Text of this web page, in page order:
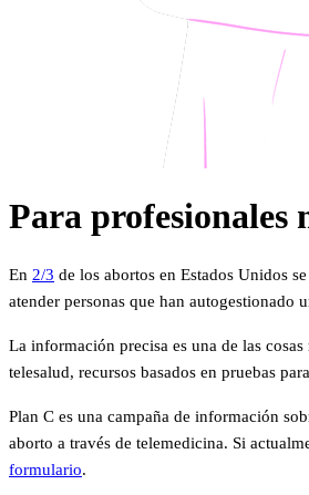
Para profesionales
En 2/3 de los abortos en Estados Unidos
atender personas que han autogestionado
La información precisa es una de las
telesalud, recursos basados en pruebas
Plan C es una campaña de información
aborto a través de telemedicina. Si
formulario.